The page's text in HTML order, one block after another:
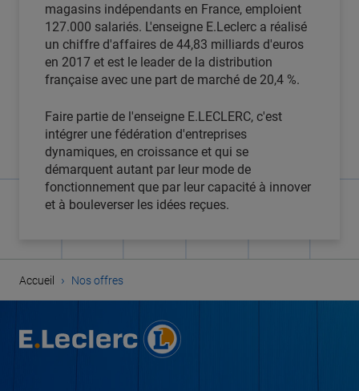
magasins indépendants en France, emploient
127.000 salariés. L'enseigne E.Leclerc a réalisé
un chiffre d'affaires de 44,83 milliards d'euros
en 2017 et est le leader de la distribution
française avec une part de marché de 20,4 %.
Faire partie de l'enseigne E.LECLERC, c'est
intégrer une fédération d'entreprises
dynamiques, en croissance et qui se
démarquent autant par leur mode de
fonctionnement que par leur capacité à innover
et à bouleverser les idées reçues.
Accueil › Nos offres